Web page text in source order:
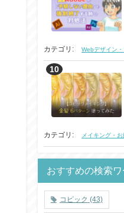
カテゴリ: Webデザイン
カテゴリ: メイキング・
おすすめの検索
コピック (43)